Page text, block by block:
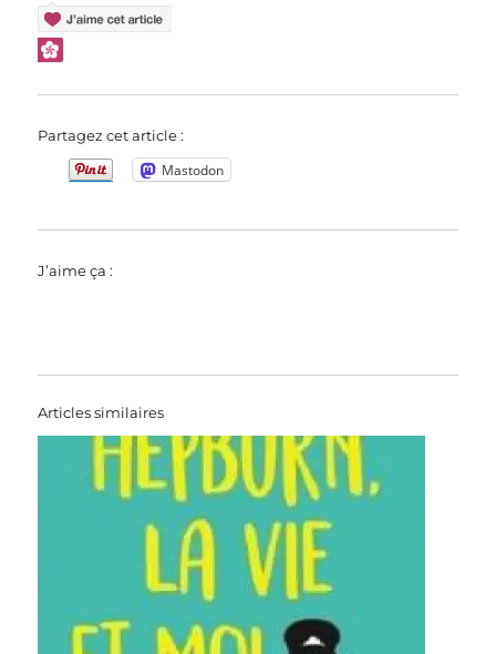
Partagez cet article :
Mastodon
J’aime ça :
Articles similaires